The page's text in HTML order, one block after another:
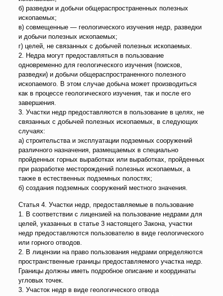
б) разведки и добычи общераспространенных полезных
ископаемых;
в) совмещенные — геологического изучения недр, разведки
и добычи полезных ископаемых;
г) целей, не связанных с добычей полезных ископаемых.
2. Недра могут предоставляться в пользование
одновременно для геологического изучения (поисков,
разведки) и добычи общераспространенного полезного
ископаемого. В этом случае добыча может производиться
как в процессе геологического изучения, так и после его
завершения.
3. Участки недр предоставляются в пользование в целях, не
связанных с добычей полезных ископаемых, в следующих
случаях:
а) строительства и эксплуатации подземных сооружений
различного назначения, размещаемых в специально
пройденных горных выработках или выработках, пройденных
при разработке месторождений полезных ископаемых, а
также в естественных подземных полостях;
б) создания подземных сооружений местного значения.
Статья 4. Участки недр, предоставляемые в пользование
1. В соответствии с лицензией на пользование недрами для
целей, указанных в статье 3 настоящего Закона, участки
недр предоставляются пользователю в виде геологического
или горного отводов.
2. В лицензии на право пользования недрами определяются
пространственные границы предоставляемого участка недр.
Границы должны иметь подробное описание и координаты
угловых точек.
3. Участок недр в виде геологического отвода